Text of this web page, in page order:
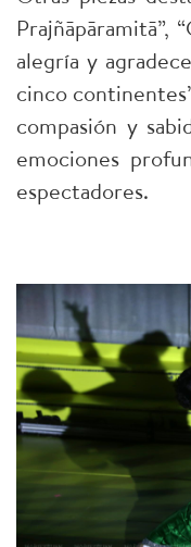
Prajñāpāramitā”,
alegría y
cinco
compasión y
emociones
espectadores.